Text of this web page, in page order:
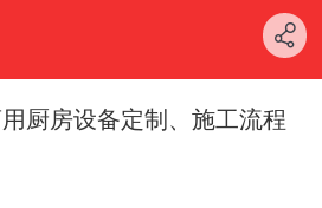
厨房设备定制、施工流程